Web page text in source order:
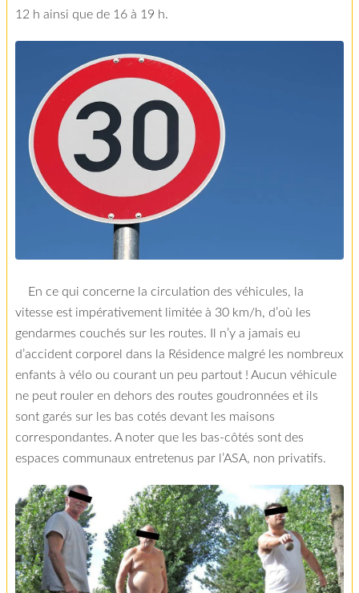
12 h ainsi que de 16 à 19 h.
En ce qui concerne la circulation des véhicules, la
vitesse est impérativement limitée à 30 km/h, d’où les
gendarmes couchés sur les routes. Il n’y a jamais eu
d’accident corporel dans la Résidence malgré les nombreux
enfants à vélo ou courant un peu partout ! Aucun véhicule
ne peut rouler en dehors des routes goudronnées et ils
sont garés sur les bas cotés devant les maisons
correspondantes. A noter que les bas-côtés sont des
espaces communaux entretenus par l’ASA, non privatifs.